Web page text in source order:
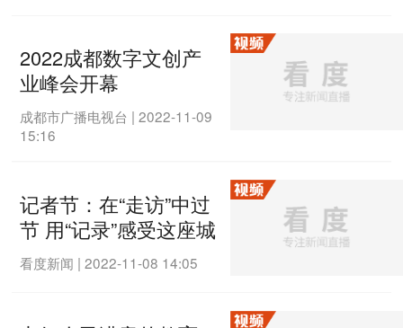
2022成都数字文创产
业峰会开幕
成都市广播电视台 |2022-11-09
15:16
记者节：在“走访”中过
节 用“记录”感受这座城
看度新闻 |2022-11-08 14:05